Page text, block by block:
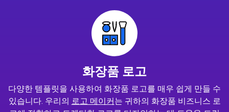
화장품 로고
다양한 템플릿을 사용하여 화장품 로고를 매우 쉽게 만들 수
있습니다. 우리의 로고 메이커는 귀하의 화장품 비즈니스 로